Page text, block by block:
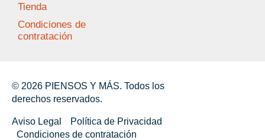
Tienda
Condiciones de
contratación
© 2026 PIENSOS Y MÁS. Todos los
derechos reservados.
Aviso Legal
Política de Privacidad
Condiciones de contratación